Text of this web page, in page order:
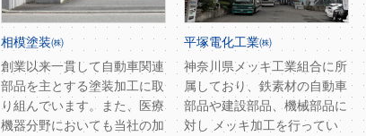
相模塗装㈱
創業以来一貫して自動車関連
部品を主とする塗装加工に取
り組んでいます。また、医療
機器分野においても当社の加
平塚電化工業㈱
神奈川県メッキ工業組合に所
属しており、鉄素材の自動車
部品や建設部品、機械部品に
対し メッキ加工を行ってい